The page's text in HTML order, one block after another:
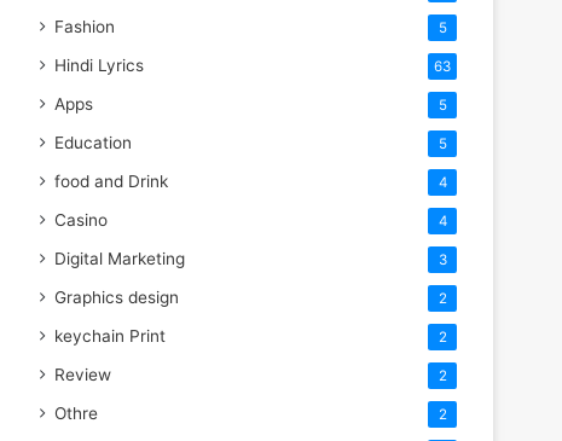
Fashion 5
Hindi Lyrics 63
Apps 5
Education 5
food and Drink 4
Casino 4
Digital Marketing 3
Graphics design 2
keychain Print 2
Review 2
Othre 2